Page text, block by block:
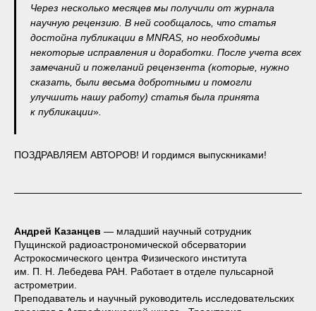
Через несколько месяцев мы получили от журнала
научную рецензию. В ней сообщалось, что статья
достойна публикации в MNRAS, но необходимы
некоторые исправления и доработки. После учета всех
замечаний и пожеланий рецензента (которые, нужно
сказать, были весьма добротными и помогли
улучшить нашу работу) статья была принята
к публикации».
ПОЗДРАВЛЯЕМ АВТОРОВ! И гордимся выпускниками!
Андрей Казанцев — младший научный сотрудник
Пущинской радиоастрономической обсерватории
Астрокосмического центра Физического института
им. П. Н. Лебедева РАН. Работает в отделе пульсарной
астрометрии.
Преподаватель и научный руководитель исследовательских